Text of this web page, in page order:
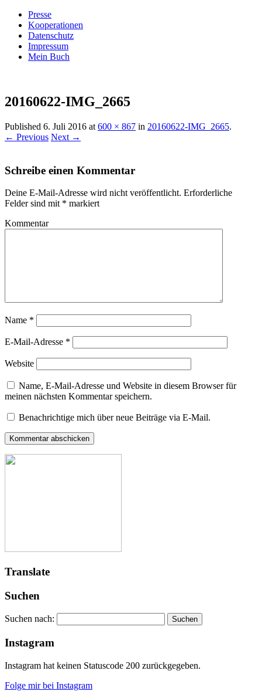
Presse
Kooperationen
Datenschutz
Impressum
Mein Buch
Villa König
20160622-IMG_2665
Published 6. Juli 2016 at 600 × 867 in 20160622-IMG_2665.
← Previous Next →
Schreibe einen Kommentar
Deine E-Mail-Adresse wird nicht veröffentlicht. Erforderliche
Felder sind mit * markiert
Kommentar
Name *
E-Mail-Adresse *
Website
Name, E-Mail-Adresse und Website in diesem Browser für
meinen nächsten Kommentar speichern.
Benachrichtige mich über neue Beiträge via E-Mail.
Translate
Suchen
Suchen nach:
Instagram
Instagram hat keinen Statuscode 200 zurückgegeben.
Folge mir bei Instagram